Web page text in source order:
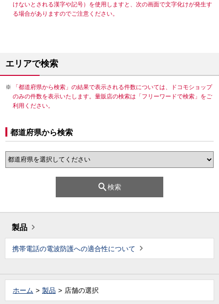
けないとされる漢字や記号）を使用しますと、次の画面で文字化けが発生す
る場合がありますのでご注意ください。
エリアで検索
「都道府県から検索」の結果で表示される件数については、ドコモショップ
のみの件数を表示いたします。量販店の検索は「フリーワードで検索」をご
利用ください。
都道府県から検索
検索
製品
携帯電話の電波防護への適合性について
ホーム 製品 店舗の選択